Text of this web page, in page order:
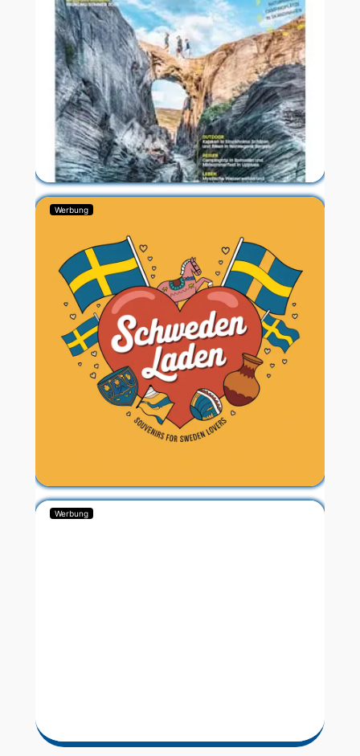
Werbung
Werbung